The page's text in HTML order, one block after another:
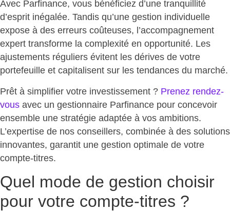
Avec Parfinance, vous bénéficiez d’une tranquillité
d’esprit inégalée. Tandis qu’une gestion individuelle
expose à des erreurs coûteuses, l’accompagnement
expert transforme la complexité en opportunité. Les
ajustements réguliers évitent les dérives de votre
portefeuille et capitalisent sur les tendances du marché.
Prêt à simplifier votre investissement ? Prenez rendez-
vous avec un gestionnaire Parfinance pour concevoir
ensemble une stratégie adaptée à vos ambitions.
L’expertise de nos conseillers, combinée à des solutions
innovantes, garantit une gestion optimale de votre
compte-titres.
Quel mode de gestion choisir
pour votre compte-titres ?